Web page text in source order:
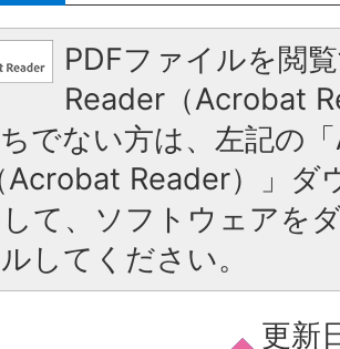
PDFファイルを閲
Reader（Acrobat
でない方は、左記の
Acrobat Reader）」ダ
て、ソフトウェアを
してください。
更新